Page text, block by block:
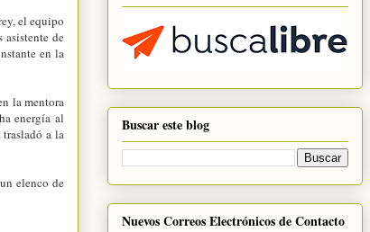
el equipo
asistente de
en la
la mentora
energía al
a la
elenco de
Buscar este blog
Nuevos Correos Electrónicos de Contacto